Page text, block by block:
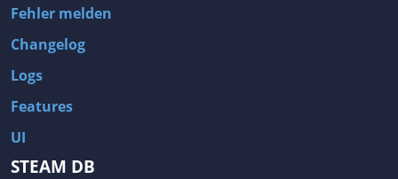
Fehler melden
Changelog
Logs
Features
UI
STEAM DB